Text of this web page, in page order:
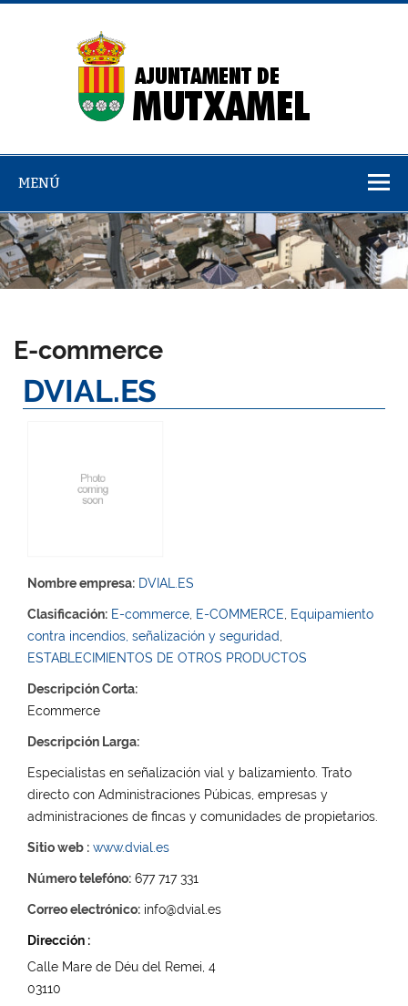
Saltar
MENÚ
E-commerce
DVIAL.ES
Nombre empresa: DVIAL.ES
Clasificación: E-commerce E-COMMERCE Equipamiento
contra incendios, señalización y seguridad
ESTABLECIMIENTOS DE OTROS PRODUCTOS
Descripción Corta:
Ecommerce
Descripción Larga:
Especialistas en señalización vial y balizamiento. Trato
directo con Administraciones Púbicas, empresas y
administraciones de fincas y comunidades de propietarios.
Sitio web : www.dvial.es
Número telefóno: 677 717 331
Correo electrónico: info@dvial.es
Dirección :
Calle Mare de Déu del Remei, 4
03110